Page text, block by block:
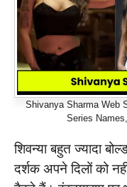
Shivanya Sharma Web
Series
शिवन्या बहुत ज्यादा
दर्शक अपने दिलों को